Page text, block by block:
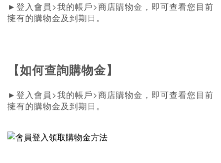
► 登入會員 >我的帳戶 >商店購物金，即可查看您目前
擁有的購物金及到期日。
【如何查詢購物金】
► 登入會員 >我的帳戶 >商店購物金，即可查看您目前
擁有的購物金及到期日。